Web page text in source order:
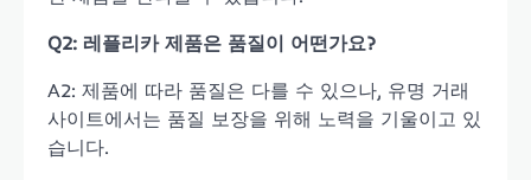
Q2: 레플리카 제품은 품질이 어떤가요?
A2: 제품에 따라 품질은 다를 수 있으나, 유명 거래
사이트에서는 품질 보장을 위해 노력을 기울이고 있
습니다.